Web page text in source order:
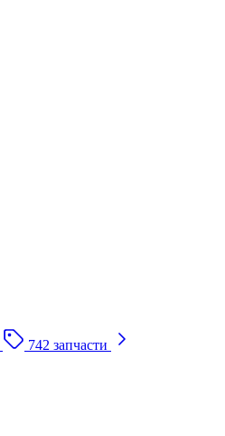
742 запчасти